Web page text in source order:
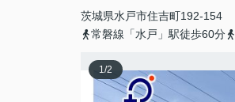
茨城県水戸市住吉町192-154
常磐線「水戸」駅徒歩60分
1/2